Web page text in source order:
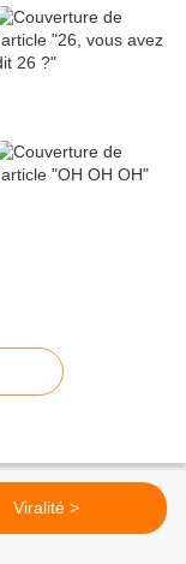
Viralité >